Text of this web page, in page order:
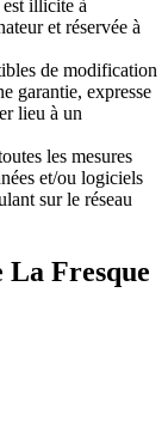
illicite à
et réservée à
de modification
garantie, expresse
lieu à un
les mesures
et/ou logiciels
sur le réseau
Fresque